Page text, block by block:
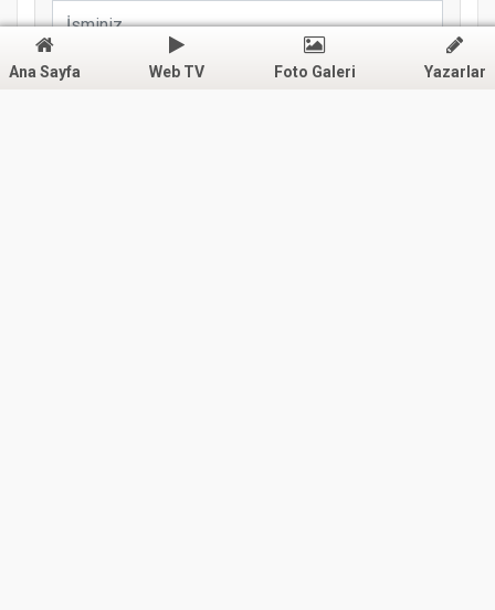
Ana Sayfa Web TV Foto Galeri Yazarlar